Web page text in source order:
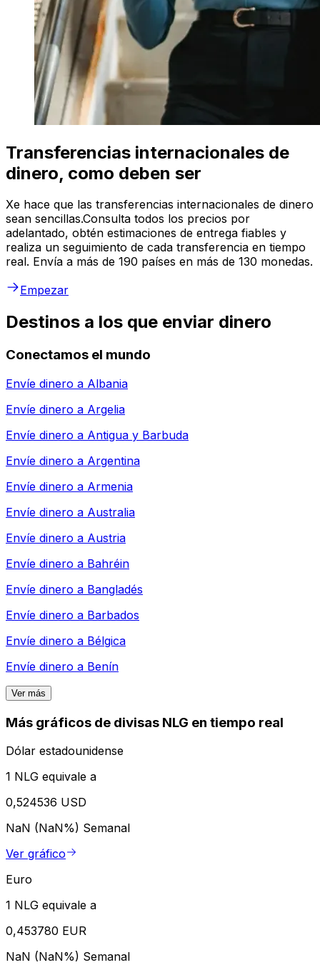
Transferencias internacionales de
dinero, como deben ser
Xe hace que las transferencias internacionales de dinero
sean sencillas.Consulta todos los precios por
adelantado, obtén estimaciones de entrega fiables y
realiza un seguimiento de cada transferencia en tiempo
real. Envía a más de 190 países en más de 130 monedas.
Empezar
Destinos a los que enviar dinero
Conectamos el mundo
Envíe dinero a Albania
Envíe dinero a Argelia
Envíe dinero a Antigua y Barbuda
Envíe dinero a Argentina
Envíe dinero a Armenia
Envíe dinero a Australia
Envíe dinero a Austria
Envíe dinero a Bahréin
Envíe dinero a Bangladés
Envíe dinero a Barbados
Envíe dinero a Bélgica
Envíe dinero a Benín
Ver más
Más gráficos de divisas NLG en tiempo real
Dólar estadounidense
1 NLG equivale a
0,524536 USD
NaN (NaN%) Semanal
Ver gráfico
Euro
1 NLG equivale a
0,453780 EUR
NaN (NaN%) Semanal